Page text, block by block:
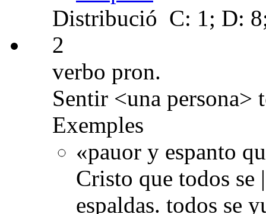
Distribució C: 1; D:
2
verbo pron.
Sentir <una persona>
Exemples
«pauor y espanto
Cristo que todos se
espaldas. todos se